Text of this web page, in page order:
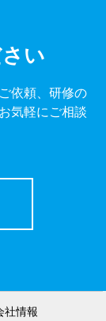
い
依頼、研修の
気軽にご相談
社情報